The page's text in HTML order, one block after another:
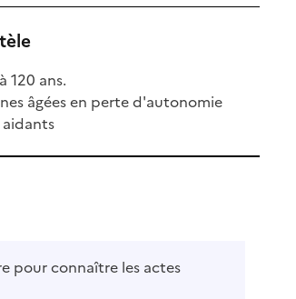
120 ans.
âgées en perte d'autonomie
aidants
pour connaître les actes